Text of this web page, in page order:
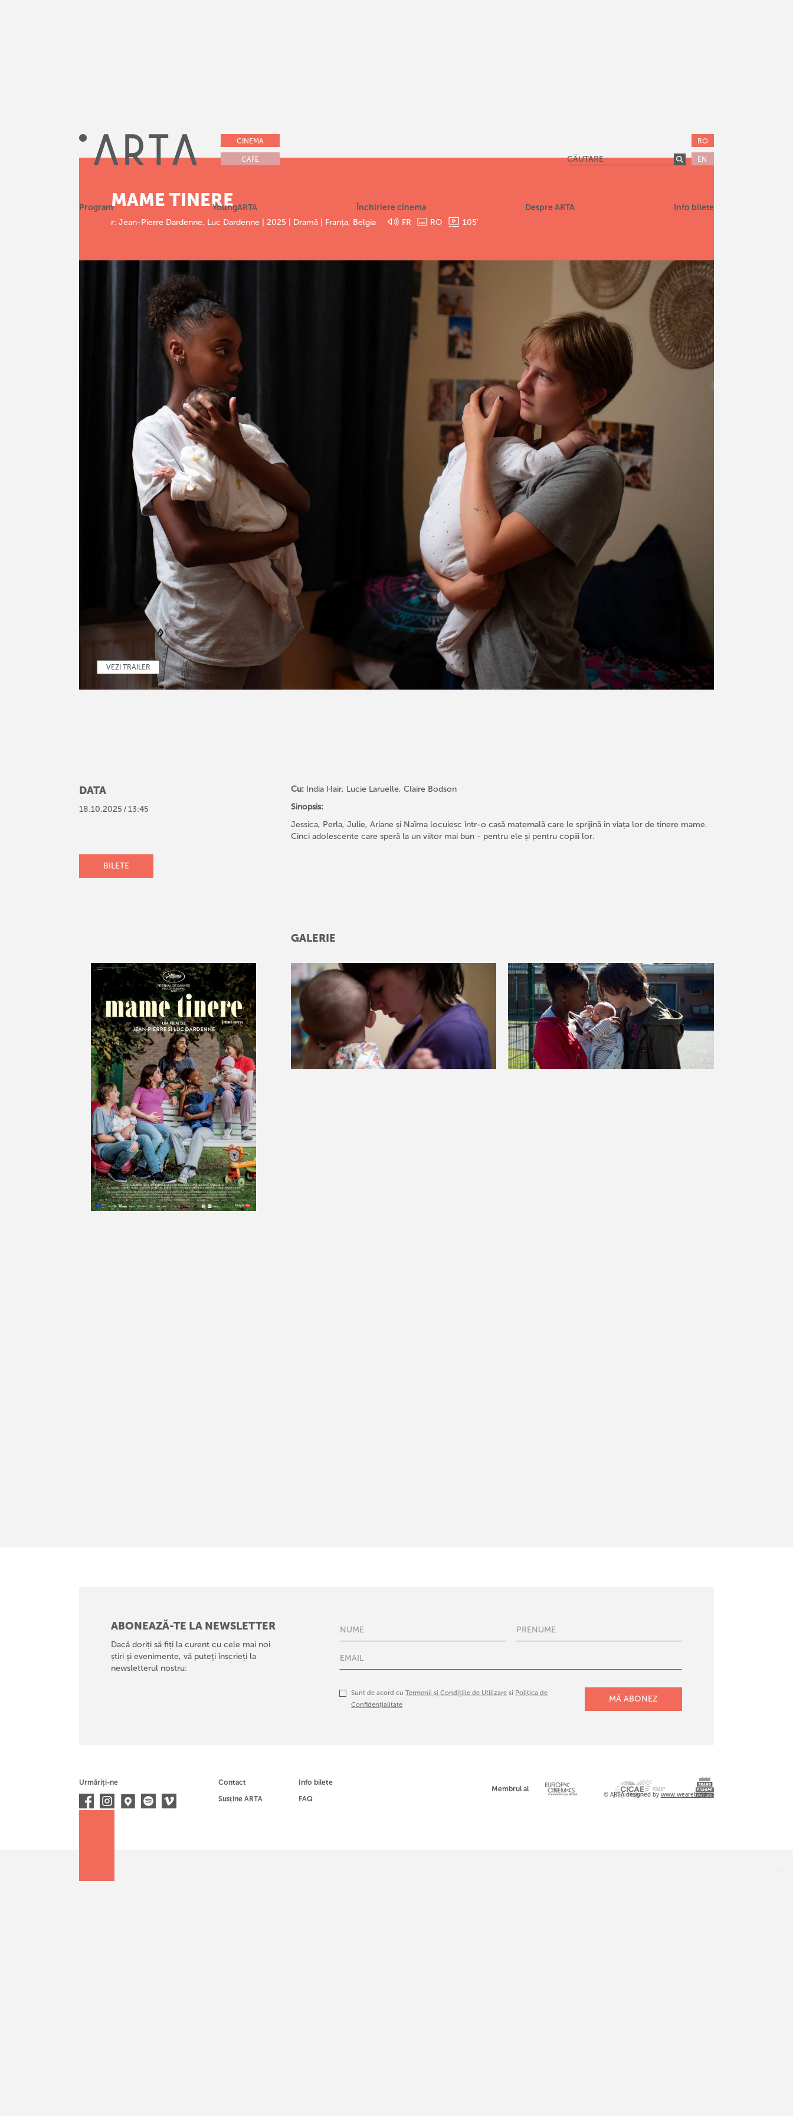
CINEMA
CAFE
RO
EN
Program YoungARTA Închiriere cinema Despre ARTA Info bilete
MAME TINERE
r: Jean-Pierre Dardenne, Luc Dardenne | 2025 | Dramă | Franța, Belgia FR RO 105'
VEZI TRAILER
DATA
18.10.2025 /13:45
BILETE
Cu:India Hair, Lucie Laruelle, Claire Bodson
Sinopsis:
Jessica, Perla, Julie, Ariane și Naïma locuiesc într-o casă maternală care le sprijină în viața lor de tinere mame.
Cinci adolescente care speră la un viitor mai bun - pentru ele și pentru copiii lor.
GALERIE
ABONEAZĂ-TE LA NEWSLETTER
Dacă doriți să fiți la curent cu cele mai noi
știri și evenimente, vă puteți înscrieți la
newsletterul nostru:
Sunt de acord cuTermenii și Condițiile de Utilizare și Politica de
Confidențialitate
Urmăriți-ne
Contact
Susține ARTA
Info bilete
FAQ
Membrul al
© ARTA designed by www.wearebold.ro